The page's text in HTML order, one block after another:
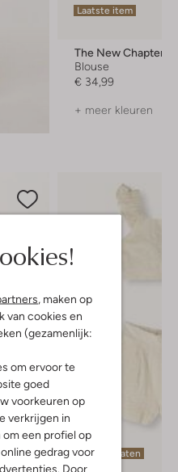
, maken op
van cookies en
(gezamenlijk:
om ervoor te
goed
voorkeuren op
verkrijgen in
een profiel op
gedrag voor
Door
Laatste item
The New Chapter
Blouse
€ 34,99
+ meer kleuren
Laatste maten